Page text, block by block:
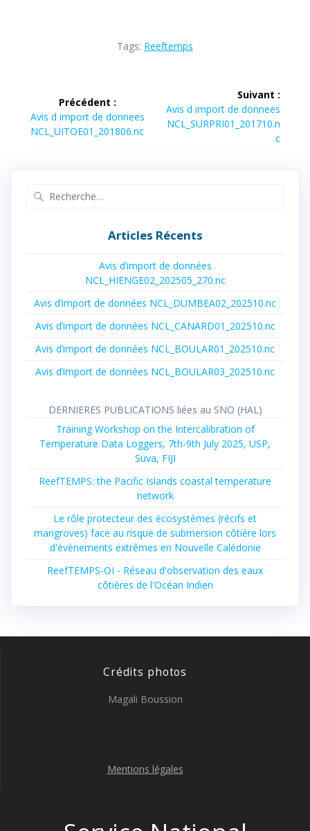
Tags: Reeftemps
de
l’article
Précédent :
Article
précédent :
Avis d import de donnees
NCL_UITOE01_201806.nc
Suivant :
Article
suivant :
Avis d import de donnees
NCL_SURPRI01_201710.n
c
Articles Récents
Avis d’import de données
NCL_HIENGE02_202505_270.nc
Avis d’import de données NCL_DUMBEA02_202510.nc
Avis d’import de données NCL_CANARD01_202510.nc
Avis d’import de données NCL_BOULAR01_202510.nc
Avis d’import de données NCL_BOULAR03_202510.nc
DERNIERES PUBLICATIONS liées au SNO (HAL)
Training Workshop on the Intercalibration of
Temperature Data Loggers, 7th-9th July 2025, USP,
Suva, FIJI
ReefTEMPS: the Pacific Islands coastal temperature
network
Le rôle protecteur des écosystèmes (récifs et
mangroves) face au risque de submersion côtière lors
d'évènements extrêmes en Nouvelle Calédonie
ReefTEMPS-OI - Réseau d'observation des eaux
côtières de l'Océan Indien
Crédits photos
Magali Boussion
Mentions légales